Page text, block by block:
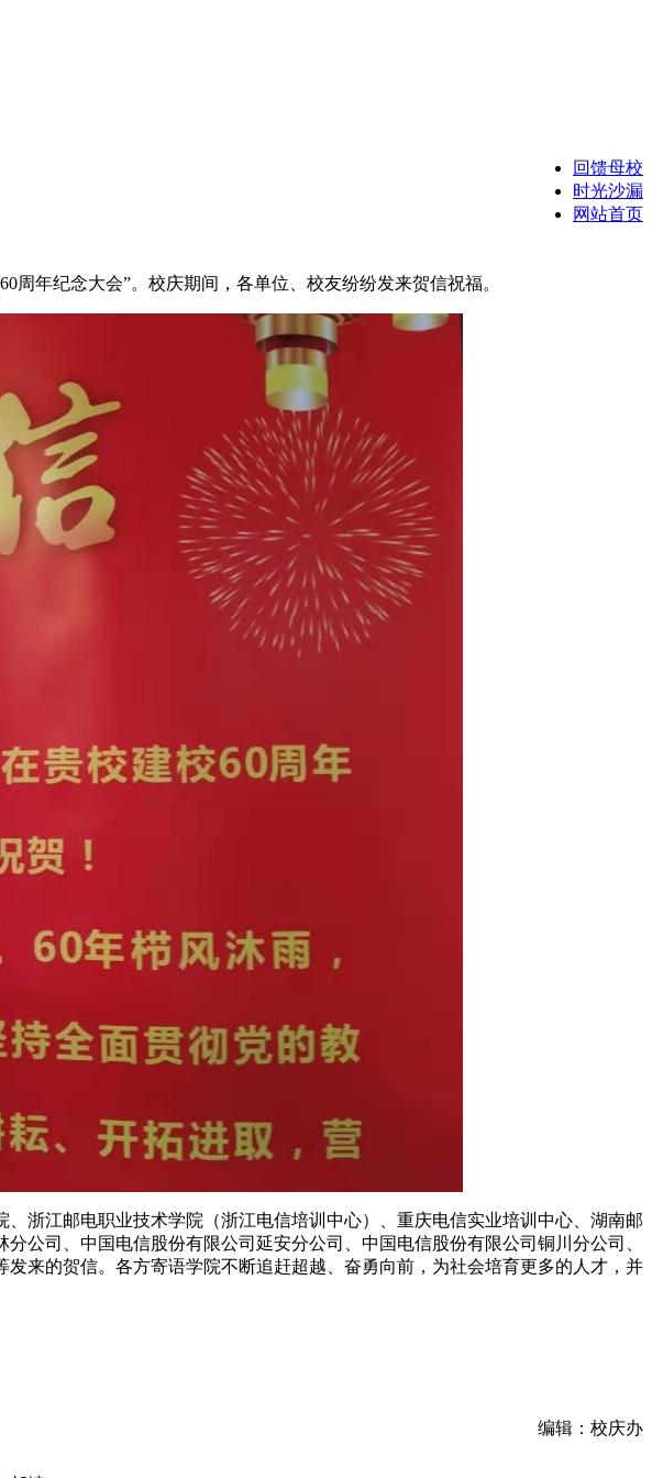
回馈母校
时光沙漏
网站首页
周年纪念大会”。校庆期间，各单位、校友纷纷发来贺信祝福。
浙江邮电职业技术学院（浙江电信培训中心）、重庆电信实业培训中心、湖南邮
公司、中国电信股份有限公司延安分公司、中国电信股份有限公司铜川分公司、
来的贺信。各方寄语学院不断追赶超越、奋勇向前，为社会培育更多的人才，并
编辑：校庆办